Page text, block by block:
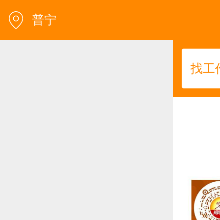
普宁
找工